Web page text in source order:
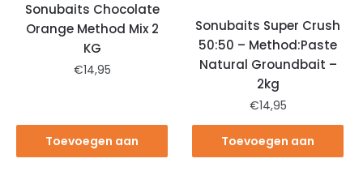
Sonubaits Chocolate
Orange Method Mix 2
KG
€14,95
Toevoegen aan
Sonubaits Super Crush
50:50 – Method:Paste
Natural Groundbait –
2kg
€14,95
Toevoegen aan